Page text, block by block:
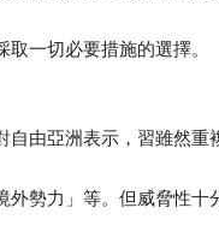
一切必要措施的選擇。
自由亞洲表示，習雖然
勢力」等。但威脅性十